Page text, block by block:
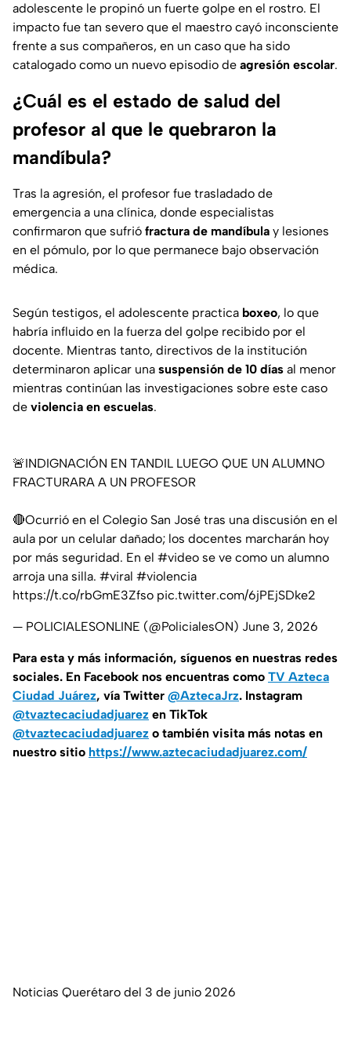
adolescente le propinó un fuerte golpe en el rostro. El
impacto fue tan severo que el maestro cayó inconsciente
frente a sus compañeros, en un caso que ha sido
catalogado como un nuevo episodio de agresión escolar.
¿Cuál es el estado de salud del
profesor al que le quebraron la
mandíbula?
Tras la agresión, el profesor fue trasladado de
emergencia a una clínica, donde especialistas
confirmaron que sufrió fractura de mandíbula y lesiones
en el pómulo, por lo que permanece bajo observación
médica.
Según testigos, el adolescente practica boxeo, lo que
habría influido en la fuerza del golpe recibido por el
docente. Mientras tanto, directivos de la institución
determinaron aplicar una suspensión de 10 días al menor
mientras continúan las investigaciones sobre este caso
de violencia en escuelas.
🚨INDIGNACIÓN EN TANDIL LUEGO QUE UN ALUMNO
FRACTURARA A UN PROFESOR
🔴Ocurrió en el Colegio San José tras una discusión en el
aula por un celular dañado; los docentes marcharán hoy
por más seguridad. En el #video se ve como un alumno
arroja una silla. #viral #violencia
https://t.co/rbGmE3Zfso pic.twitter.com/6jPEjSDke2
— POLICIALESONLINE (@PolicialesON) June 3, 2026
Para esta y más información, síguenos en nuestras redes
sociales. En Facebook nos encuentras como TV Azteca
Ciudad Juárez, vía Twitter @AztecaJrz. Instagram
@tvaztecaciudadjuarez en TikTok
@tvaztecaciudadjuarez o también visita más notas en
nuestro sitio https://www.aztecaciudadjuarez.com/
Noticias Querétaro del 3 de junio 2026